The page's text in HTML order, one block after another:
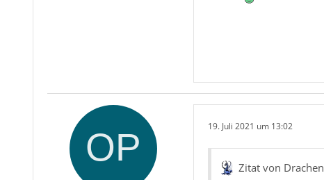
19. Juli 2021 um 13:02
Zitat von Drachen